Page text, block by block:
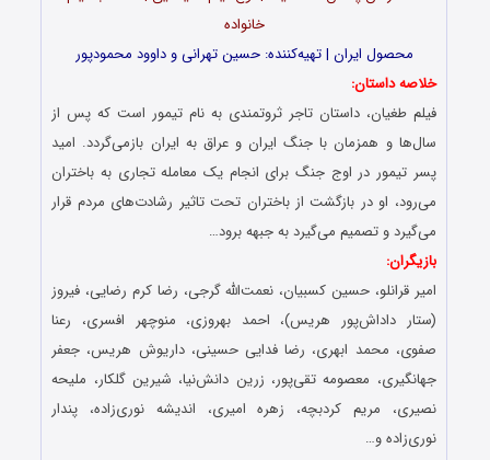
خانواده
محصول ایران | تهیه‌کننده: حسین تهرانی و داوود محمودپور
خلاصه داستان:
فیلم طغیان، داستان تاجر ثروتمندی به نام تیمور است که پس از
سال‌ها و همزمان با جنگ ایران و عراق به ایران بازمی‌گردد. امید
پسر تیمور در اوج جنگ برای انجام یک معامله تجاری به باختران
می‌رود، او در بازگشت از باختران تحت تاثیر رشادت‌های مردم قرار
می‌گیرد و تصمیم می‌گیرد به جبهه برود…
بازیگران:
امیر قرانلو، حسین کسبیان، نعمت‌الله گرجی، رضا کرم رضایی، فیروز
(ستار داداش‌پور هریس)، احمد بهروزی، منوچهر افسری، رعنا
صفوی، محمد ابهری، رضا فدایی حسینی، داریوش هریس، جعفر
جهانگیری، معصومه تقی‌پور، زرین دانش‌نیا، شیرین گلکار، ملیحه
نصیری، مریم کردبچه، زهره امیری، اندیشه نوری‌زاده، پندار
نوری‌زاده و…